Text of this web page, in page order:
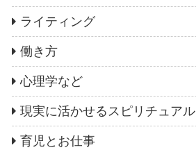
ライティング
働き方
心理学など
現実に活かせるスピリチュアル
育児とお仕事